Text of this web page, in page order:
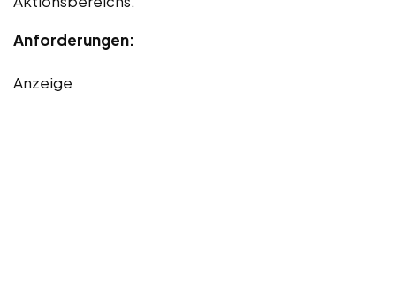
Anforderungen:
Anzeige